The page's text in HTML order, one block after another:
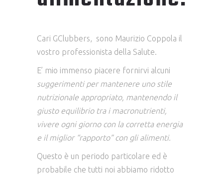
Cari GClubbers, sono Maurizio Coppola il
vostro professionista della Salute.
E’ mio immenso piacere fornirvi alcuni
suggerimenti per mantenere uno stile
nutrizionale appropriato, mantenendo il
giusto equilibrio tra i macronutrienti,
vivere ogni giorno con la corretta energia
e il miglior “rapporto” con gli alimenti.
Questo è un periodo particolare ed è
probabile che tutti noi abbiamo ridotto